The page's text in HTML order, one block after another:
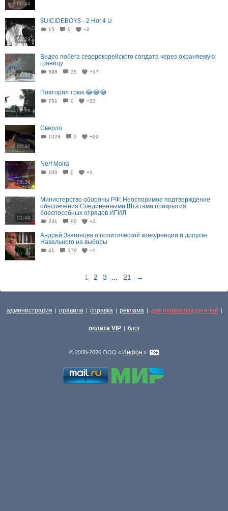
00:44
01:39
$UICIDEBOY$ - 2 Hot 4 U
15 0 −2
06:57
Видео побега северокорейского солдата через охраняемую
границу
598 35 +17
00:18
Повторил трюк 😂😂😂
751 0 +33
00:36
Сверло
1028 2 +22
03:34
Nerf Moira
100 0 +1
01:40
Министерство обороны РФ: Неоспоримое подтверждение
обеспечения Соединенными Штатами прикрытия
боеспособных отрядов ИГИЛ
231 90 +3
01:30
Андрей Звягинцев о политической конкуренции и допуске
Навального на выборы
41 179 −1
1 2 3 21 →
администрация | правила | справка | реклама | для правообладателей |
оплата VIP | блог
© 2008-2026 ООО « Инфон »